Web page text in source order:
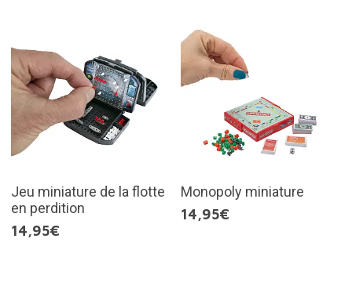
Jeu miniature de la flotte
en perdition
14,95€
Monopoly miniature
14,95€